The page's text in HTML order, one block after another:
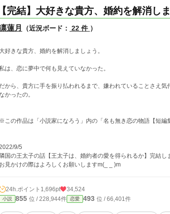
【完結】大好きな貴方、婚約を解消し
蓮月 （近況ボード： 22 件 ）
大好きな貴方、婚約を解消しましょう。
は、恋に夢中で何も見えていなかった。
だから、貴方に手を振り払われるまで、嫌われていることさえ気
なかったの。
※この作品は「小説家になろう」内の「名も無き恋の物語【短編
9/5
隣国の王太子の話【王太子は、婚約者の愛を得られるか】完結し
お見かけの際はよろしくお願いしますm(_ _ )m
24h.ポイント 1,696pt 34,524
小説 855 位 / 228,944件 恋愛 493 位 / 66,401件